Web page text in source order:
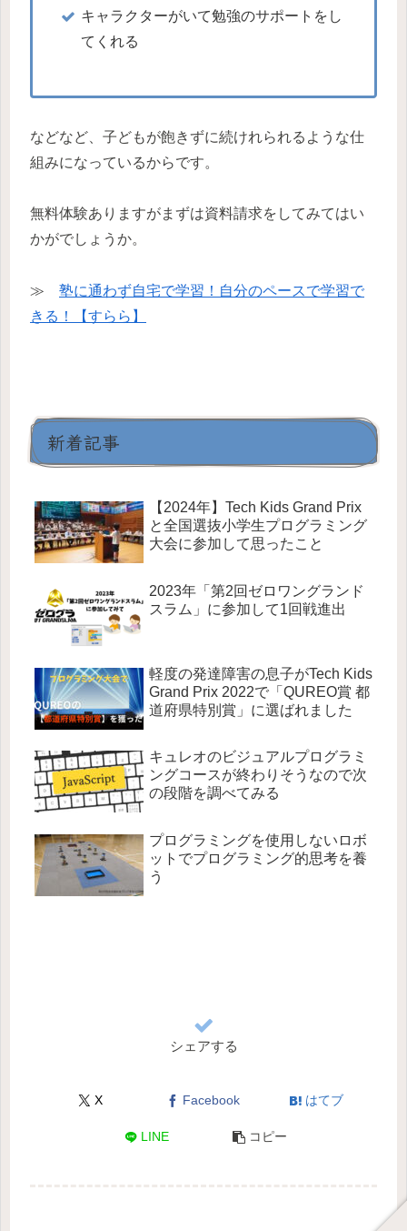
キャラクターがいて勉強のサポートをし
てくれる
などなど、子どもが飽きずに続けれられるような仕
組みになっているからです。
無料体験ありますがまずは資料請求をしてみてはい
かがでしょうか。
≫ 塾に通わず自宅で学習！自分のペースで学習で
きる！【すらら】
新着記事
【2024年】Tech Kids Grand Prix
と全国選抜小学生プログラミング
大会に参加して思ったこと
2023年「第2回ゼロワングランド
スラム」に参加して1回戦進出
軽度の発達障害の息子がTech Kids
Grand Prix 2022で「QUREO賞 都
道府県特別賞」に選ばれました
キュレオのビジュアルプログラミ
ングコースが終わりそうなので次
の段階を調べてみる
プログラミングを使用しないロボ
ットでプログラミング的思考を養
う
シェアする
X Facebook はてブ
LINE コピー